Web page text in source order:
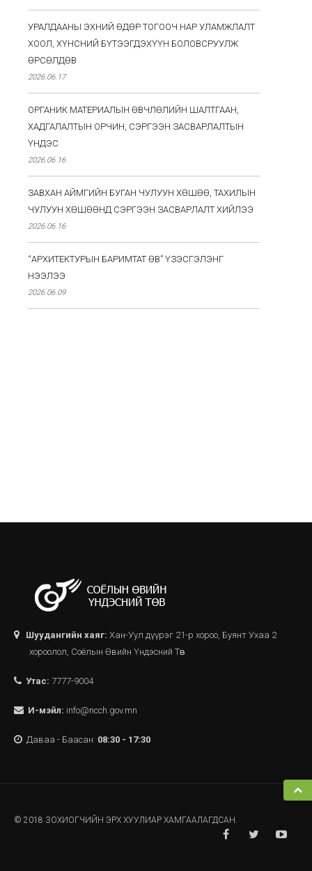
УРАЛДААНЫ ЭХНИЙ ӨДӨР ТОГООЧ НАР УЛАМЖЛАЛТ
ХООЛ, ХҮНСНИЙ БҮТЭЭГДЭХҮҮН БОЛОВСРУУЛЖ
ӨРСӨЛДӨВ
2026.06.17
ОРГАНИК МАТЕРИАЛЫН ӨВЧЛӨЛИЙН ШАЛТГААН,
ХАДГАЛАЛТЫН ОРЧИН, СЭРГЭЭН ЗАСВАРЛАЛТЫН
ҮНДЭС
2026.06.16
ЗАВХАН АЙМГИЙН БУГАН ЧУЛУУН ХӨШӨӨ, ТАХИЛЫН
ЧУЛУУН ХӨШӨӨНД СЭРГЭЭН ЗАСВАРЛАЛТ ХИЙЛЭЭ
2026.06.16
“АРХИТЕКТУРЫН БАРИМТАТ ӨВ” ҮЗЭСГЭЛЭНГ
НЭЭЛЭЭ
2026.06.09
Шуудангийн хаяг: Хан-Уул дүүрэг 21-р хороо, Буянт Ухаа 2
хороолол, Соёлын Өвийн Үндэсний Төв
Утас: 7777-9004
И-мэйл: info@ncch.gov.mn
Даваа - Баасан: 08:30 - 17:30
© 2018 ЗОХИОГЧИЙН ЭРХ ХУУЛИАР ХАМГААЛАГДСАН.